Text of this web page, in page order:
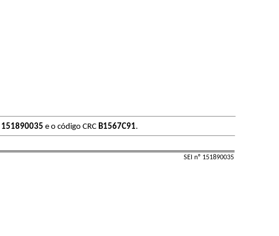
151890035 e o código CRCB1567C91.
SEI nº 151890035